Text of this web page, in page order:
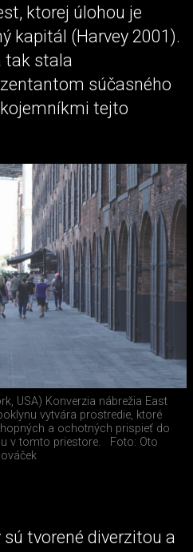
ktorej úlohou je
kapitál (Harvey 2001).
tak stala
súčasného
tejto
USA) Konverzia nábrežia East
vytvára prostredie, ktoré
a ochotných prispieť do
v tomto priestore.
Foto: Oto
tvorené diverzitou a